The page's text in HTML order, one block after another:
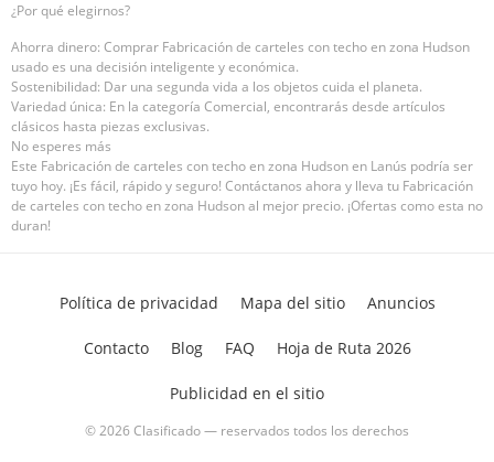
¿Por qué elegirnos?
Ahorra dinero: Comprar Fabricación de carteles con techo en zona Hudson
usado es una decisión inteligente y económica.
Sostenibilidad: Dar una segunda vida a los objetos cuida el planeta.
Variedad única: En la categoría Comercial, encontrarás desde artículos
clásicos hasta piezas exclusivas.
No esperes más
Este Fabricación de carteles con techo en zona Hudson en Lanús podría ser
tuyo hoy. ¡Es fácil, rápido y seguro! Contáctanos ahora y lleva tu Fabricación
de carteles con techo en zona Hudson al mejor precio. ¡Ofertas como esta no
duran!
© 2026 Clasificado — reservados todos los derechos
Política de privacidad Mapa del sitio Anuncios
Contacto Blog FAQ Hoja de Ruta 2026
Publicidad en el sitio